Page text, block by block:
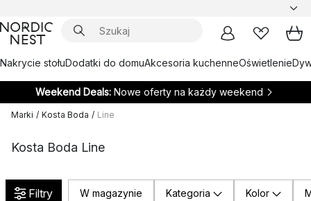
Nakrycie stołuDodatki do domuAkcesoria kuchenneOświetlenie
Weekend Deals: Nowe oferty na każdy weekend
Marki / Kosta Boda / Line
Kosta Boda Line
Filtry W magazynie Kategoria Kolor